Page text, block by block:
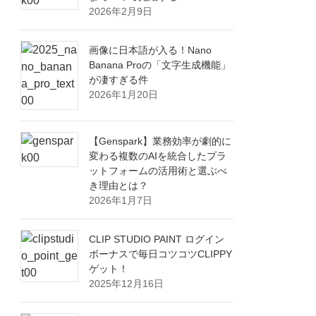
2026年2月9日
画像に日本語が入る！Nano
Banana Proの「文字生成機能」
が凄すぎる件
2026年1月20日
【Genspark】業務効率が劇的に
変わる複数のAIを統合したプラ
ットフォームの活用術と選ぶべ
き理由とは？
2026年1月7日
CLIP STUDIO PAINT ログイン
ボーナスで毎日コツコツCLIPPY
ゲット！
2025年12月16日